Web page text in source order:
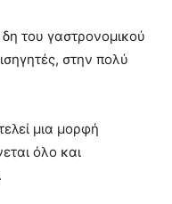
του γαστρονομικού
στην πολύ
μια μορφή
όλο και